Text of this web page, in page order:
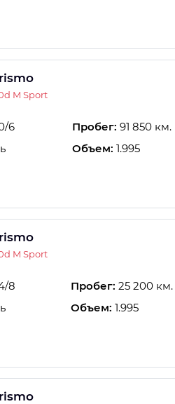
M Sport
6 Пробег: 91 850 км.
Объем: 1.995
M Sport
8 Пробег: 25 200 км.
Объем: 1.995